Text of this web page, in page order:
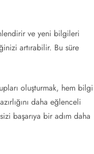
ve yeni bilgileri
artırabilir. Bu süre
oluşturmak, hem bilgi
daha eğlenceli
başarıya bir adım daha